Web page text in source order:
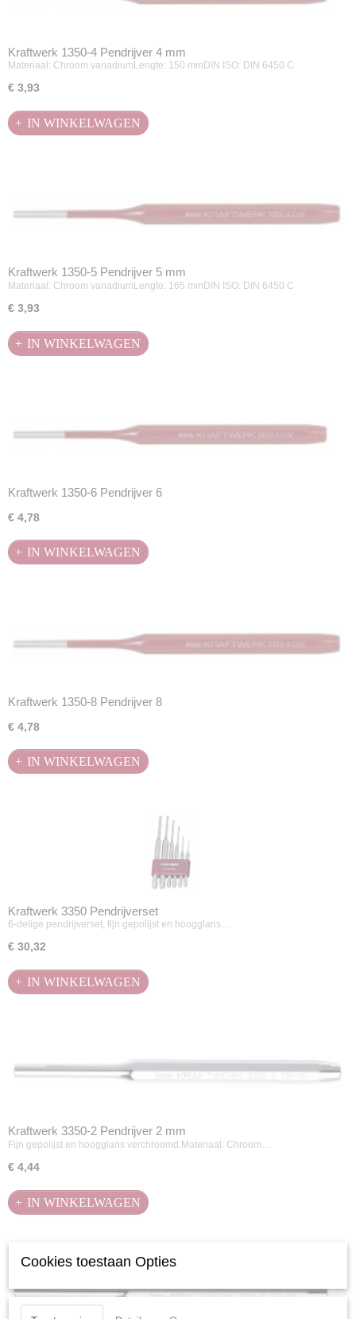
Kraftwerk 1350-4 Pendrijver 4 mm
Materiaal: Chroom vanadiumLengte: 150 mmDIN ISO: DIN 6450 C
€ 3,93
IN WINKELWAGEN
Kraftwerk 1350-5 Pendrijver 5 mm
Materiaal: Chroom vanadiumLengte: 165 mmDIN ISO: DIN 6450 C
€ 3,93
IN WINKELWAGEN
Kraftwerk 1350-6 Pendrijver 6
€ 4,78
IN WINKELWAGEN
Kraftwerk 1350-8 Pendrijver 8
€ 4,78
IN WINKELWAGEN
Kraftwerk 3350 Pendrijverset
6-delige pendrijverset, fijn gepolijst en hoogglans…
€ 30,32
IN WINKELWAGEN
Kraftwerk 3350-2 Pendrijver 2 mm
Fijn gepolijst en hoogglans verchroomd.Materiaal: Chroom…
€ 4,44
IN WINKELWAGEN
Cookies toestaan Opties